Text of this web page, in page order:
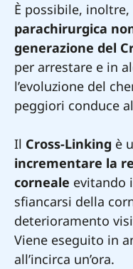
È possibile,
parachirurgica
generazione del
per arrestare e in
l’evoluzione del
peggiori conduce
Il Cross-Linking è
incrementare la
corneale evitando
sfiancarsi della
deterioramento
Viene eseguito in
all’incirca un’ora.